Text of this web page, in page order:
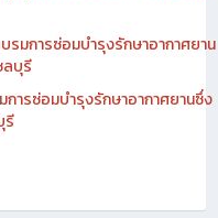
มการซ่อมบำรุงรักษาอากาศยาน
ลบุรี
ารซ่อมบำรุงรักษาอากาศยานซึ่ง
รี